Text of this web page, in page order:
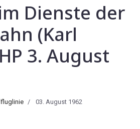
Dienste der
(Karl
3. August
03. August 1962